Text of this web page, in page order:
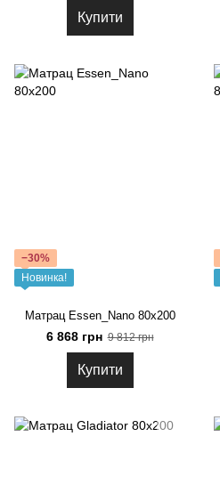
Купити
−30%
Новинка!
Матрац Essen_Nano 80х200
6 868 грн 9 812 грн
Купити